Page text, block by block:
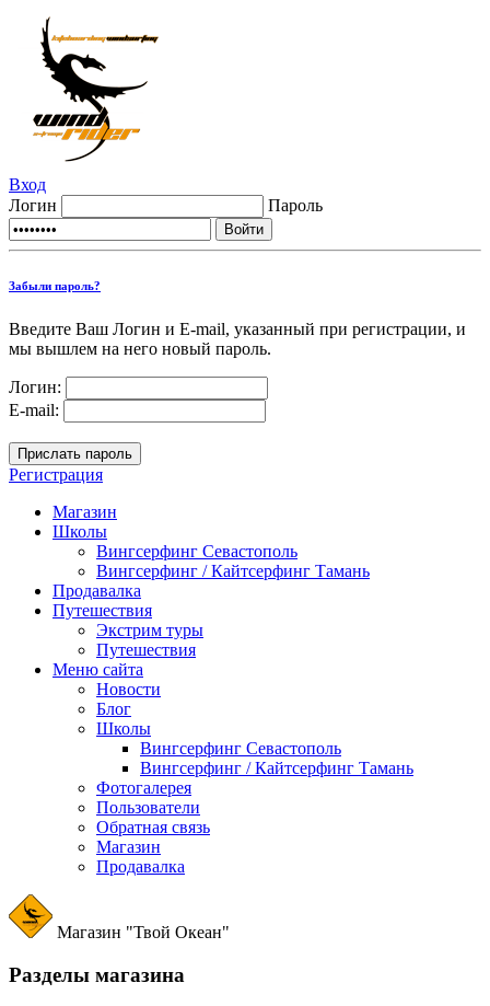
Вход
Логин
Пароль
Забыли пароль?
Введите Ваш Логин и E-mail, указанный при регистрации, и
мы вышлем на него новый пароль.
Логин:
E-mail:
Регистрация
Магазин
Школы
Вингсерфинг Севастополь
Вингсерфинг / Кайтсерфинг Тамань
Продавалка
Путешествия
Экстрим туры
Путешествия
Меню сайта
Новости
Блог
Школы
Вингсерфинг Севастополь
Вингсерфинг / Кайтсерфинг Тамань
Фотогалерея
Пользователи
Обратная связь
Магазин
Продавалка
Магазин "Твой Океан"
Разделы магазина